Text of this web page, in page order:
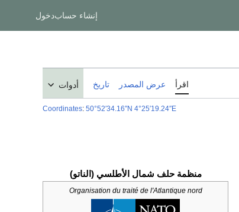
إنشاء حسابدخول
اقرأ عرض المصدر تاريخ أدوات
Coordinates: 50°52′34.16″N 4°25′19.24″E
منظمة حلف شمال الأطلسي (الناتو)
Organisation du traité de l'Atlantique nord